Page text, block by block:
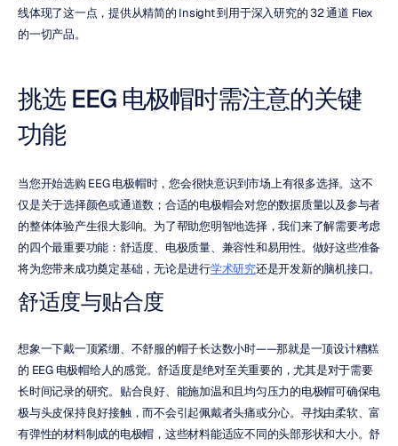
线体现了这一点，提供从精简的 Insight 到用于深入研究的 32 通道 Flex
的一切产品。
挑选 EEG 电极帽时需注意的关键
功能
当您开始选购 EEG 电极帽时，您会很快意识到市场上有很多选择。这不
仅是关于选择颜色或通道数；合适的电极帽会对您的数据质量以及参与者
的整体体验产生很大影响。为了帮助您明智地选择，我们来了解需要考虑
的四个最重要功能：舒适度、电极质量、兼容性和易用性。做好这些准备
将为您带来成功奠定基础，无论是进行学术研究还是开发新的脑机接口。
舒适度与贴合度
想象一下戴一顶紧绷、不舒服的帽子长达数小时——那就是一顶设计糟糕
的 EEG 电极帽给人的感觉。舒适度是绝对至关重要的，尤其是对于需要
长时间记录的研究。贴合良好、能施加温和且均匀压力的电极帽可确保电
极与头皮保持良好接触，而不会引起佩戴者头痛或分心。寻找由柔软、富
有弹性的材料制成的电极帽，这些材料能适应不同的头部形状和大小。舒